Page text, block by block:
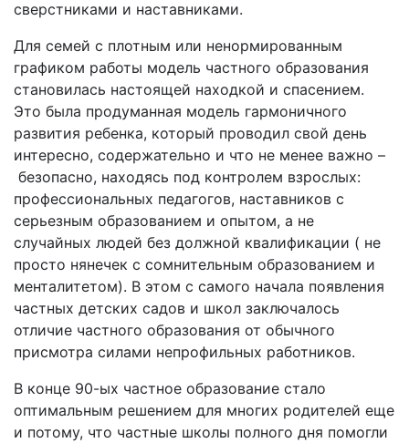
сверстниками и наставниками.
Для семей с плотным или ненормированным
графиком работы модель частного образования
становилась настоящей находкой и спасением.
Это была продуманная модель гармоничного
развития ребенка, который проводил свой день
интересно, содержательно и что не менее важно –
безопасно, находясь под контролем взрослых:
профессиональных педагогов, наставников с
серьезным образованием и опытом, а не
случайных людей без должной квалификации ( не
просто нянечек с сомнительным образованием и
менталитетом). В этом с самого начала появления
частных детских садов и школ заключалось
отличие частного образования от обычного
присмотра силами непрофильных работников.
В конце 90-ых частное образование стало
оптимальным решением для многих родителей еще
и потому, что частные школы полного дня помогли